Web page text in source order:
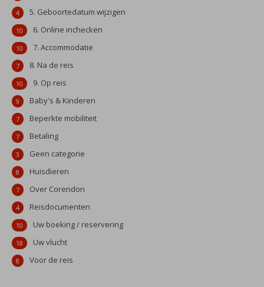
5. Geboortedatum wijzigen
4
6. Online inchecken
10
7. Accommodatie
10
8. Na de reis
7
9. Op reis
10
Baby's & Kinderen
9
Beperkte mobiliteit
7
Betaling
7
Geen categorie
3
Huisdieren
8
Over Corendon
7
Reisdocumenten
4
Uw boeking / reservering
10
Uw vlucht
18
Voor de reis
8